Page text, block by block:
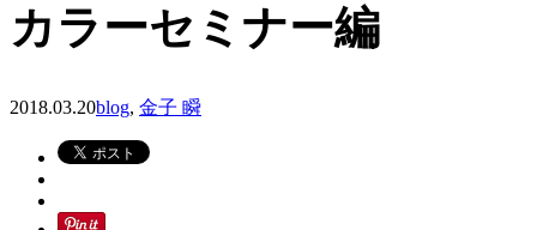
カラーセミナー編
2018.03.20blog, 金子 瞬